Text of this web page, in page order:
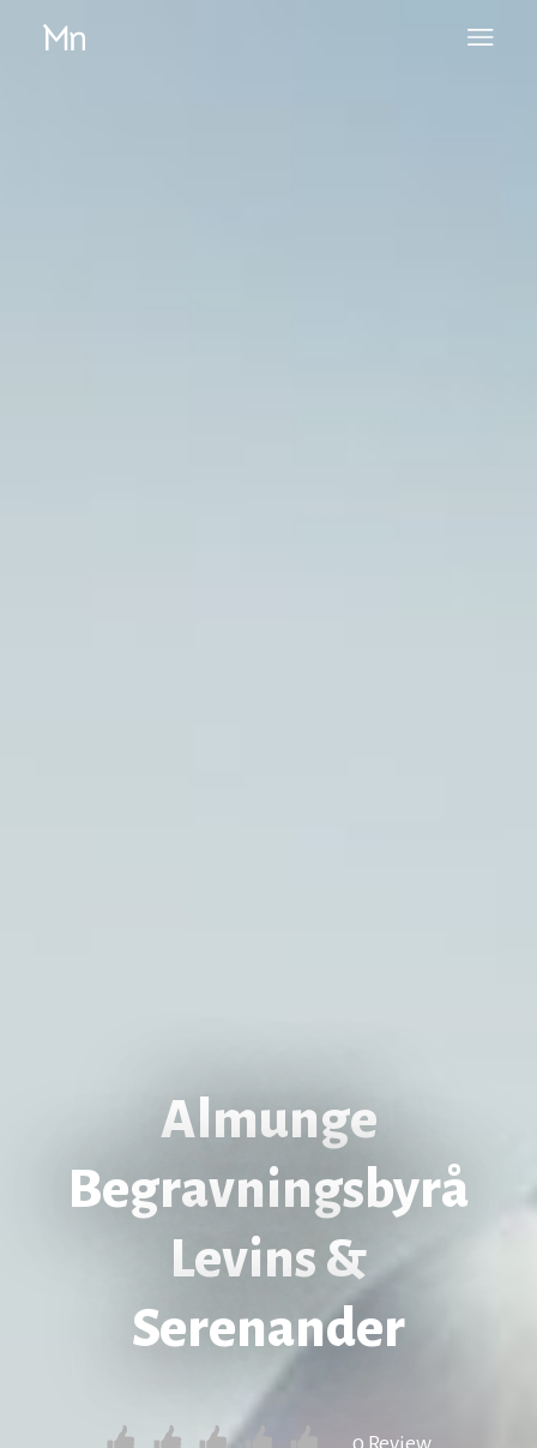
Almunge
Begravningsbyrå
Levins &
Serenander